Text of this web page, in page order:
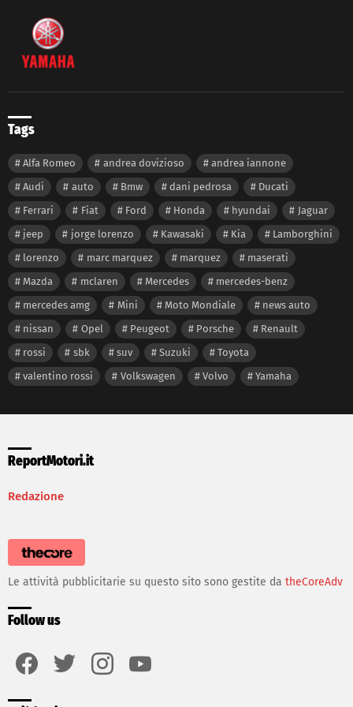
Tags
Alfa Romeo andrea dovizioso
andrea iannone
Audi
auto Bmw dani pedrosa
Ducati
Ferrari
Fiat Ford Honda hyundai
Jaguar
jeep
jorge lorenzo Kawasaki Kia
Lamborghini
lorenzo
marc marquez marquez
maserati
Mazda
mclaren Mercedes
mercedes-benz
mercedes amg
Mini Moto Mondiale
news auto
nissan
Opel Peugeot Porsche
Renault
rossi
sbk suv Suzuki
Toyota
valentino rossi
Volkswagen Volvo Yamaha
ReportMotori.it
Redazione
Le attività pubblicitarie su questo sito sono gestite da theCoreAdv
Follow us